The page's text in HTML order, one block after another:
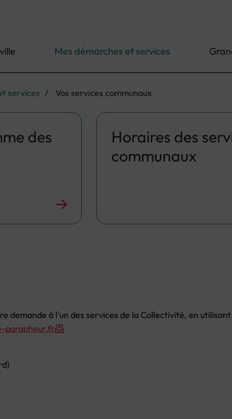
Mes démarches et services
services / Vos services communaux
des
Horaires des
communaux
demande à l'un des services de la Collectivité, en
parapheur.fr